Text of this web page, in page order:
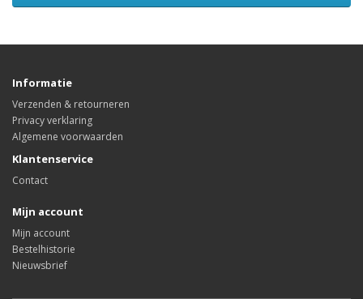
Informatie
Verzenden & retourneren
Privacy verklaring
Algemene voorwaarden
Klantenservice
Contact
Mijn account
Mijn account
Bestelhistorie
Nieuwsbrief